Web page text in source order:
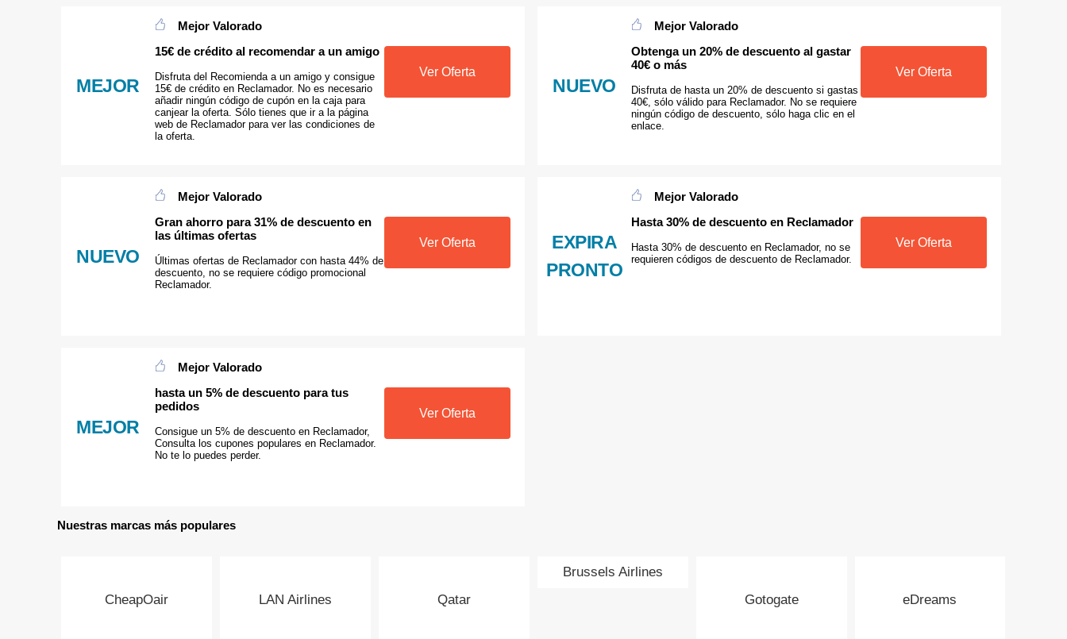
MEJOR
Mejor Valorado
15€ de crédito al recomendar a un amigo
Disfruta del Recomienda a un amigo y consigue
15€ de crédito en Reclamador. No es necesario
añadir ningún código de cupón en la caja para
canjear la oferta. Sólo tienes que ir a la página
web de Reclamador para ver las condiciones de
la oferta.
Ver Oferta
NUEVO
Mejor Valorado
Obtenga un 20% de descuento al gastar
40€ o más
Disfruta de hasta un 20% de descuento si gastas
40€, sólo válido para Reclamador. No se requiere
ningún código de descuento, sólo haga clic en el
enlace.
Ver Oferta
NUEVO
Mejor Valorado
Gran ahorro para 31% de descuento en
las últimas ofertas
Últimas ofertas de Reclamador con hasta 44% de
descuento, no se requiere código promocional
Reclamador.
Ver Oferta
EXPIRA
PRONTO
Mejor Valorado
Hasta 30% de descuento en Reclamador
Hasta 30% de descuento en Reclamador, no se
requieren códigos de descuento de Reclamador.
Ver Oferta
MEJOR
Mejor Valorado
hasta un 5% de descuento para tus
pedidos
Consigue un 5% de descuento en Reclamador,
Consulta los cupones populares en Reclamador.
No te lo puedes perder.
Ver Oferta
Nuestras marcas más populares
CheapOair LAN Airlines Qatar
Brussels Airlines
Gotogate
eDreams